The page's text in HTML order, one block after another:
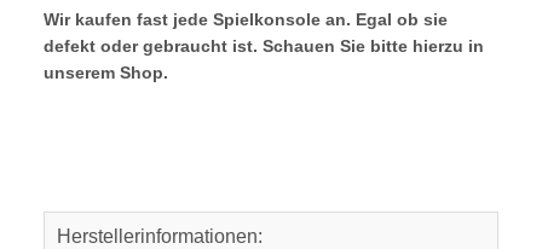
Wir kaufen fast jede Spielkonsole an. Egal ob sie
defekt oder gebraucht ist. Schauen Sie bitte hierzu in
unserem Shop.
Herstellerinformationen: